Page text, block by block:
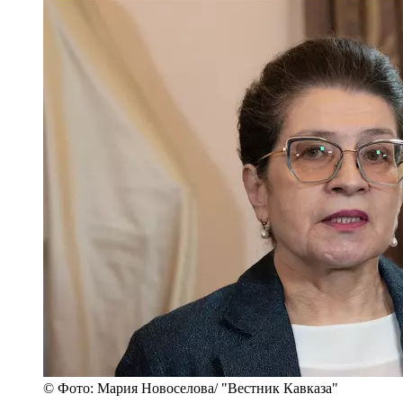
© Фото: Мария Новоселова/ "Вестник Кавказа"